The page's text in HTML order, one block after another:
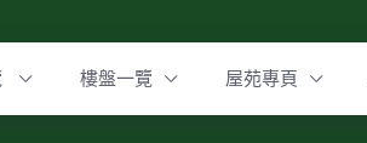
樓盤一覽 屋苑專頁